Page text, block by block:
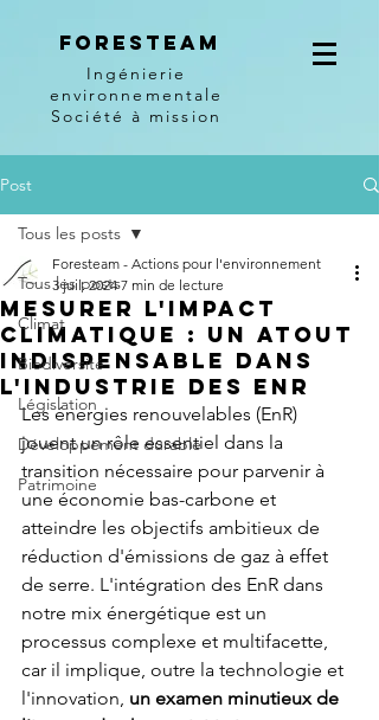
Foresteam
Ingénierie
environnementale
Société à mission
Post
Tous les posts
Climat
Biodiversité
Législation
Développement durable
Patrimoine
Tous les posts
Mesurer l'impact
climatique : Un atout
indispensable dans
l'industrie des EnR
Foresteam - Actions pour l'environnement
3 juil. 2024 7 min de lecture
Les énergies renouvelables (EnR)
jouent un rôle essentiel dans la
transition nécessaire pour parvenir à
une économie bas-carbone et
atteindre les objectifs ambitieux de
réduction d'émissions de gaz à effet
de serre. L'intégration des EnR dans
notre mix énergétique est un
processus complexe et multifacette,
car il implique, outre la technologie et
l'innovation, un examen minutieux de